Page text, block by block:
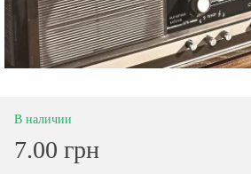
В наличии
7.00 грн